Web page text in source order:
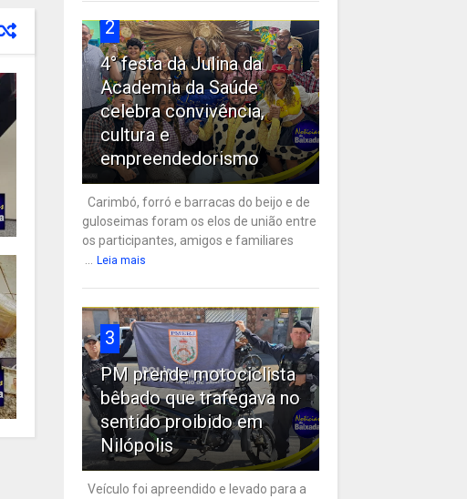
2
4° festa da Julina da
Academia da Saúde
celebra convivência,
cultura e
empreendedorismo
Carimbó, forró e barracas do beijo e de
guloseimas foram os elos de união entre
os participantes, amigos e familiares
... Leia mais
3
PM prende motociclista
bêbado que trafegava no
sentido proibido em
Nilópolis
Veículo foi apreendido e levado para a